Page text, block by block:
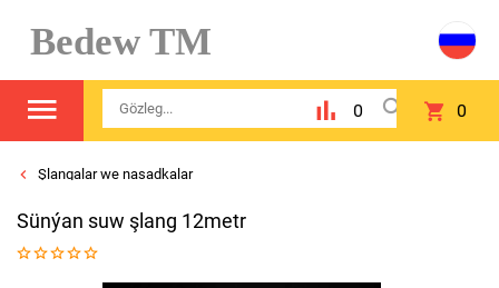
Bedew TM
0 0
Şlangalar we nasadkalar
Sünýan suw şlang 12metr